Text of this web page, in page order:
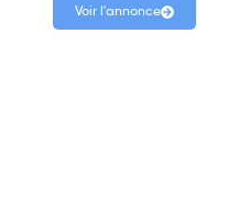
Voir l'annonce